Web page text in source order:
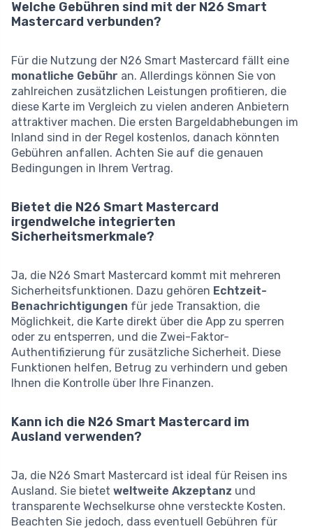
Welche Gebühren sind mit der N26 Smart
Mastercard verbunden?
Für die Nutzung der N26 Smart Mastercard fällt eine
monatliche Gebühr an. Allerdings können Sie von
zahlreichen zusätzlichen Leistungen profitieren, die
diese Karte im Vergleich zu vielen anderen Anbietern
attraktiver machen. Die ersten Bargeldabhebungen im
Inland sind in der Regel kostenlos, danach könnten
Gebühren anfallen. Achten Sie auf die genauen
Bedingungen in Ihrem Vertrag.
Bietet die N26 Smart Mastercard
irgendwelche integrierten
Sicherheitsmerkmale?
Ja, die N26 Smart Mastercard kommt mit mehreren
Sicherheitsfunktionen. Dazu gehören Echtzeit-
Benachrichtigungen für jede Transaktion, die
Möglichkeit, die Karte direkt über die App zu sperren
oder zu entsperren, und die Zwei-Faktor-
Authentifizierung für zusätzliche Sicherheit. Diese
Funktionen helfen, Betrug zu verhindern und geben
Ihnen die Kontrolle über Ihre Finanzen.
Kann ich die N26 Smart Mastercard im
Ausland verwenden?
Ja, die N26 Smart Mastercard ist ideal für Reisen ins
Ausland. Sie bietet weltweite Akzeptanz und
transparente Wechselkurse ohne versteckte Kosten.
Beachten Sie jedoch, dass eventuell Gebühren für